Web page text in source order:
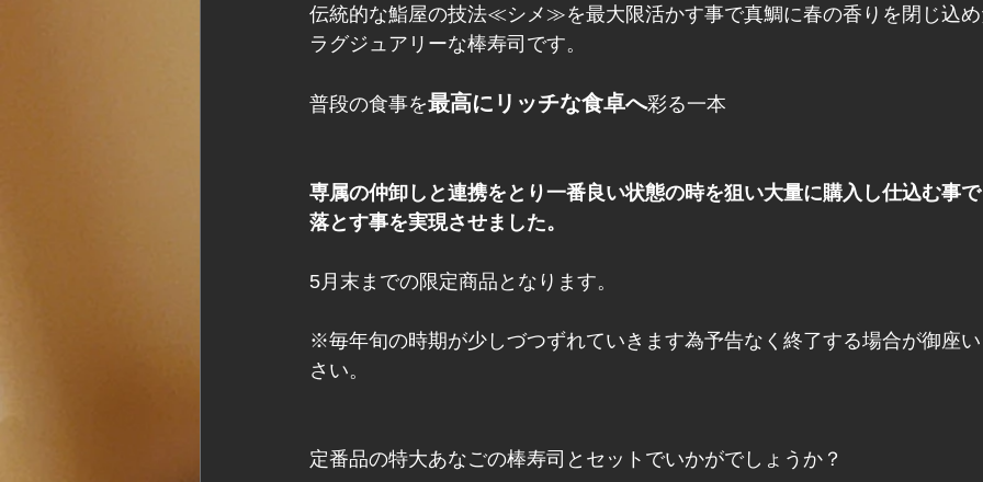
伝統的な鮨屋の技法≪シメ≫を最大限活かす事で真鯛に春の香りを閉じ込
ラグジュアリーな棒寿司です。
普段の食事を最高にリッチな食卓へ彩る一本
専属の仲卸しと連携をとり一番良い状態の時を狙い大量に購入し仕込む事
落とす事を実現させました。
5月末までの限定商品となります。
※毎年旬の時期が少しづつずれていきます為予告なく終了する場合が御座
さい。
定番品の特大あなごの棒寿司とセットでいかがでしょうか？